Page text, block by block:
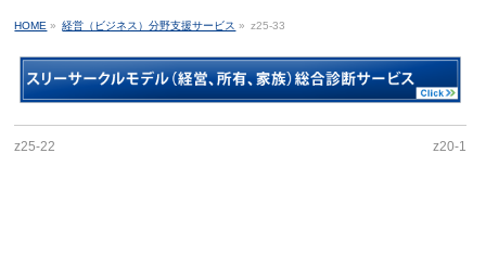
HOME » 経営（ビジネス）分野支援サービス » z25-33
z25-22 z20-1